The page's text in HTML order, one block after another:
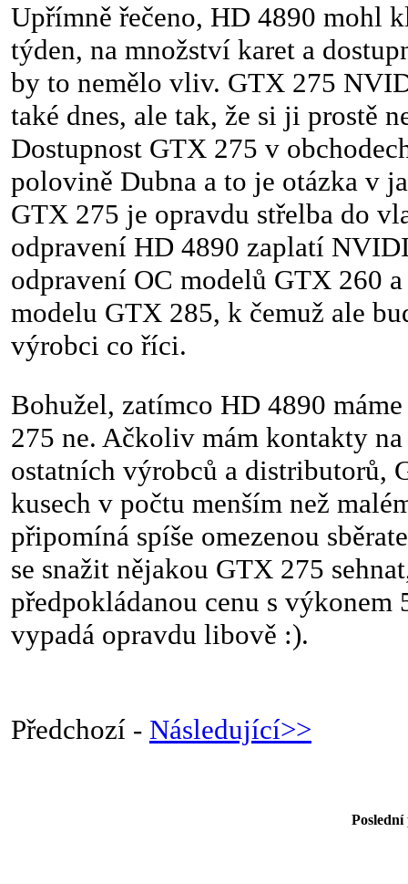
Upřímně řečeno, HD 4890 mohl
týden, na množství karet a
by to nemělo vliv. GTX 275
také dnes, ale tak, že si ji prostě
Dostupnost GTX 275 v
polovině Dubna a to je otázka v
GTX 275 je opravdu střelba do
odpravení HD 4890 zaplatí
odpravení OC modelů GTX 260
modelu GTX 285, k čemuž ale
výrobci co říci.
Bohužel, zatímco HD 4890
275 ne. Ačkoliv mám kontakty
ostatních výrobců a distributorů,
kusech v počtu menším než
připomíná spíše omezenou
se snažit nějakou GTX 275
předpokládanou cenu s výkonem
vypadá opravdu libově :).
Předchozí - Následující>>